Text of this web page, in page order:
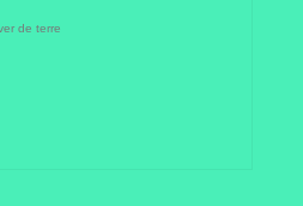
de terre